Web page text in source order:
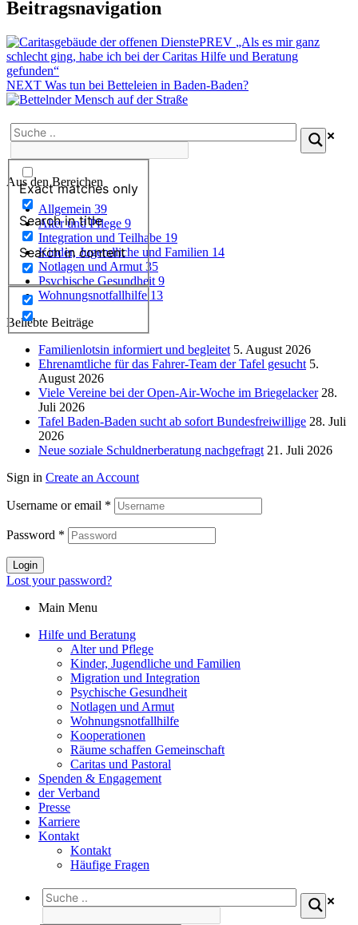
Beitragsnavigation
PREV „Als es mir ganz
schlecht ging, habe ich bei der Caritas Hilfe und Beratung
gefunden“
NEXT Was tun bei Betteleien in Baden-Baden?
Exact matches only
Search in title
Search in content
Aus den Bereichen
Allgemein 39
Alter und Pflege 9
Integration und Teilhabe 19
Kinder, Jugendliche und Familien 14
Notlagen und Armut 35
Psychische Gesundheit 9
Wohnungsnotfallhilfe 13
Beliebte Beiträge
Familienlotsin informiert und begleitet 5. August 2026
Ehrenamtliche für das Fahrer-Team der Tafel gesucht 5.
August 2026
Viele Vereine bei der Open-Air-Woche im Briegelacker 28.
Juli 2026
Tafel Baden-Baden sucht ab sofort Bundesfreiwillige 28. Juli
2026
Neue soziale Schuldnerberatung nachgefragt 21. Juli 2026
Sign in Create an Account
Username or email *
Password *
Login
Lost your password?
Main Menu
Hilfe und Beratung
Alter und Pflege
Kinder, Jugendliche und Familien
Migration und Integration​
Psychische Gesundheit
Notlagen und Armut
Wohnungs­notfallhilfe
Kooperationen
Räume schaffen Gemeinschaft
Caritas und Pastoral
Spenden & Engagement
der Verband
Presse
Karriere
Kontakt
Kontakt
Häufige Fragen